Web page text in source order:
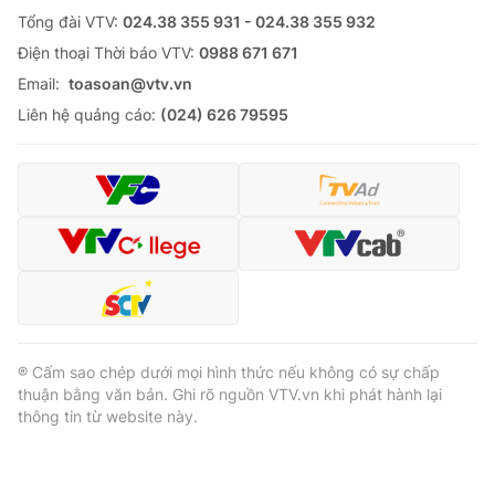
Tổng đài VTV: 024.38 355 931 - 024.38 355 932
Ðiện thoại Thời báo VTV: 0988 671 671
Email: toasoan@vtv.vn
Liên hệ quảng cáo: (024) 626 79595
® Cấm sao chép dưới mọi hình thức nếu không có sự chấp
thuận bằng văn bản. Ghi rõ nguồn VTV.vn khi phát hành lại
thông tin từ website này.